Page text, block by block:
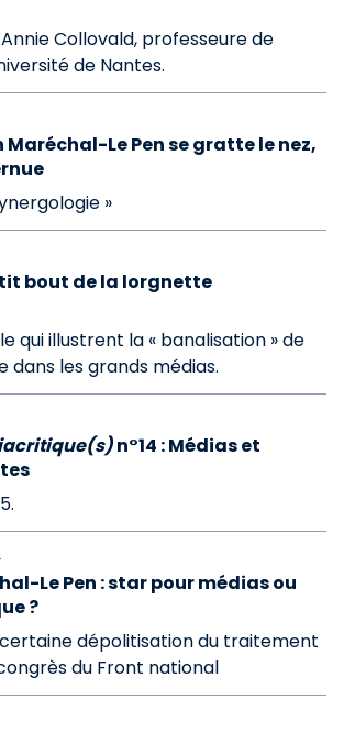
Collovald, professeure de
de Nantes.
Le Pen se gratte le nez,
»
bout de la lorgnette
qui illustrent la « banalisation » de
dans les grands médias.
n°14 : Médias et
Le Pen : star pour médias ou
?
dépolitisation du traitement
du Front national